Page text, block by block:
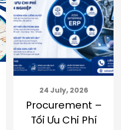
24 July, 2026
Procurement –
Tối Ưu Chi Phí